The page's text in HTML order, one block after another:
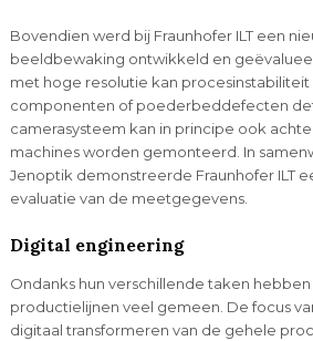
Bovendien werd bij Fraunhofer ILT een
beeldbewaking ontwikkeld en
met hoge resolutie kan procesinstabiliteit
componenten of poederbeddefecten
camerasysteem kan in principe ook
machines worden gemonteerd. In
Jenoptik demonstreerde Fraunhofer ILT
evaluatie van de meetgegevens.
Digital engineering
Ondanks hun verschillende taken
productielijnen veel gemeen. De focus
digitaal transformeren van de gehele